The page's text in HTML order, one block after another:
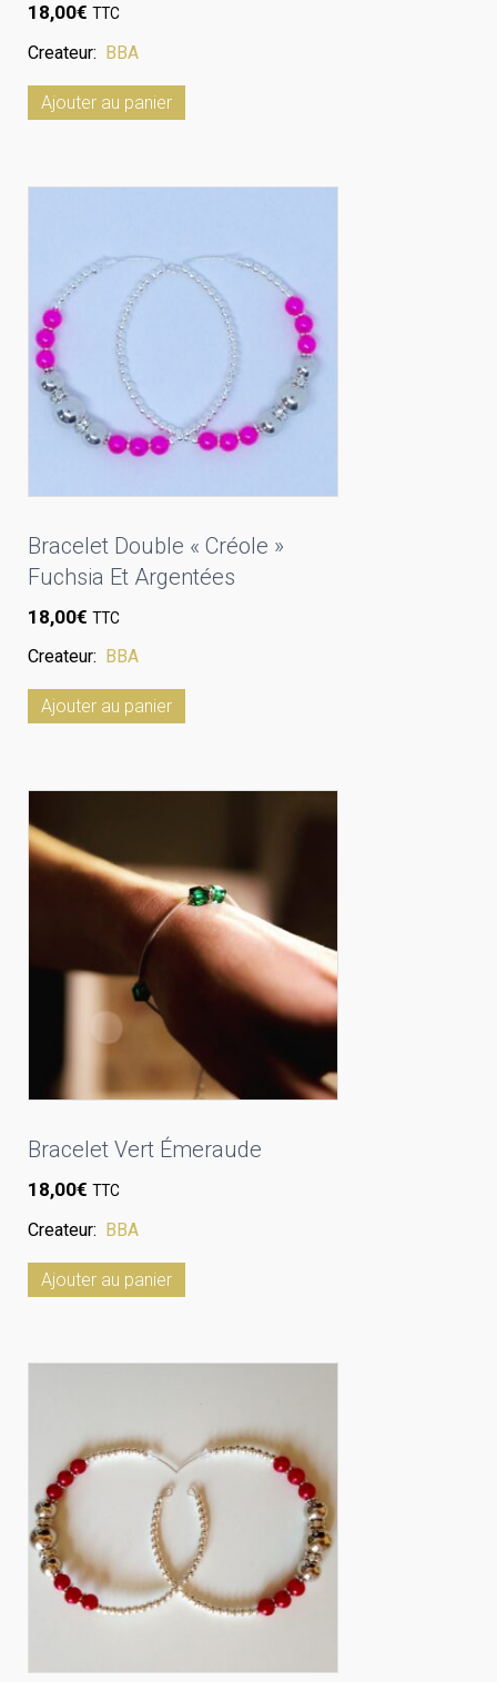
18,00€ TTC
Createur: BBA
Ajouter au panier
Bracelet Double « Créole »
Fuchsia Et Argentées
18,00€ TTC
Createur: BBA
Ajouter au panier
Bracelet Vert Émeraude
18,00€ TTC
Createur: BBA
Ajouter au panier